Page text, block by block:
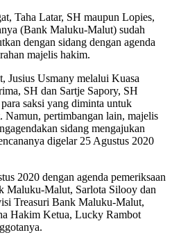
Taha Latar, SH maupun Lopies,
(Bank Maluku-Malut) sudah
dengan sidang dengan agenda
majelis hakim.
Jusius Usmany melalui Kuasa
SH dan Sartje Sapory, SH
saksi yang diminta untuk
Namun, pertimbangan lain, majelis
sidang mengajukan
digelar 25 Agustus 2020
2020 dengan agenda pemeriksaan
Maluku-Malut, Sarlota Silooy dan
Treasuri Bank Maluku-Malut,
Hakim Ketua, Lucky Rambot